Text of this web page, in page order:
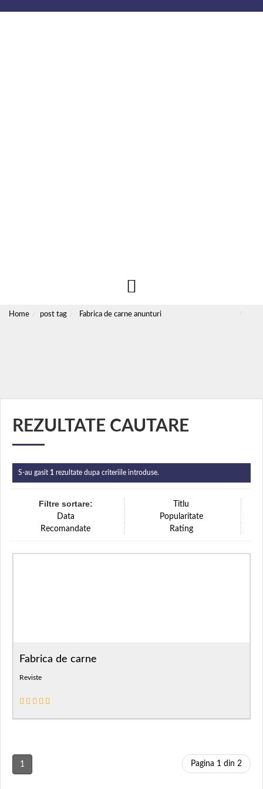
Home post tag Fabrica de carne anunturi
REZULTATE CAUTARE
S-au gasit 1 rezultate dupa criteriile introduse.
Filtre sortare:
Titlu
Data
Popularitate
Recomandate
Rating
Fabrica de carne
Reviste
1 Pagina 1 din 2